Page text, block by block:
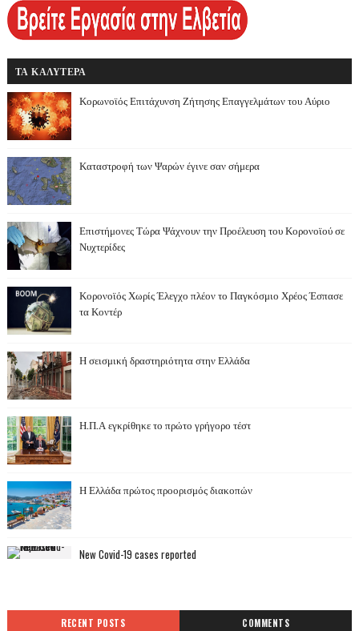
ΤΑ ΚΑΛΥΤΕΡΑ
Κορωνοϊός Επιτάχυνση Ζήτησης Επαγγελμάτων του Αύριο
Καταστροφή των Ψαρών έγινε σαν σήμερα
Επιστήμονες Τώρα Ψάχνουν την Προέλευση του Κορονοϊού σε
Νυχτερίδες
Κορονοϊός Χωρίς Έλεγχο πλέον το Παγκόσμιο Χρέος Έσπασε
τα Κοντέρ
Η σεισμική δραστηριότητα στην Ελλάδα
Η.Π.Α εγκρίθηκε το πρώτο γρήγορο τέστ
Η Ελλάδα πρώτος προορισμός διακοπών
New Covid-19 cases reported
RECENT POSTS COMMENTS